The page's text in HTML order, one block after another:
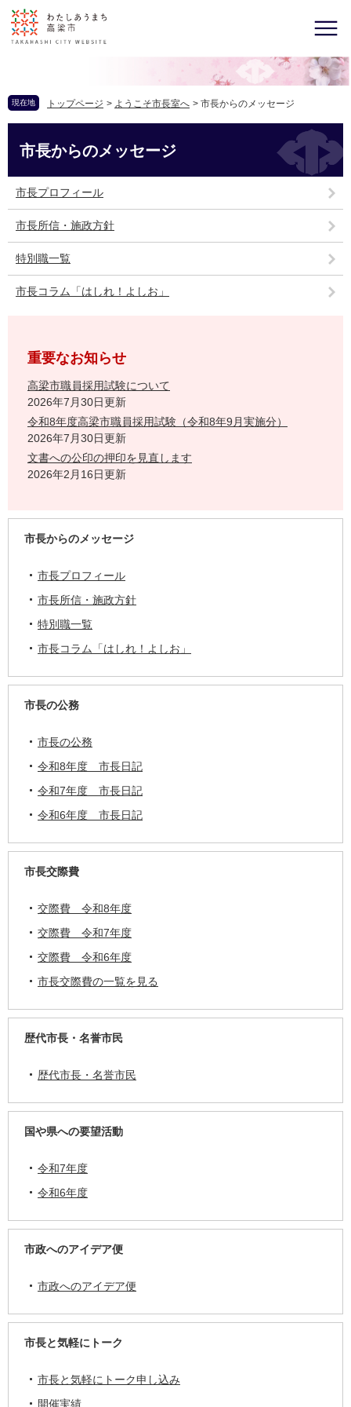
現在地 トップページ > ようこそ市長室へ > 市長からのメッセージ
市長からのメッセージ
市長プロフィール
市長所信・施政方針
特別職一覧
市長コラム「はしれ！よしお」
重要なお知らせ
高梁市職員採用試験について
2026年7月30日更新
令和8年度高梁市職員採用試験（令和8年9月実施分）
2026年7月30日更新
文書への公印の押印を見直します
2026年2月16日更新
市長からのメッセージ
市長プロフィール
市長所信・施政方針
特別職一覧
市長コラム「はしれ！よしお」
市長の公務
市長の公務
令和8年度 市長日記
令和7年度 市長日記
令和6年度 市長日記
市長交際費
交際費 令和8年度
交際費 令和7年度
交際費 令和6年度
市長交際費の一覧を見る
歴代市長・名誉市民
歴代市長・名誉市民
国や県への要望活動
令和7年度
令和6年度
市政へのアイデア便
市政へのアイデア便
市長と気軽にトーク
市長と気軽にトーク申し込み
開催実績